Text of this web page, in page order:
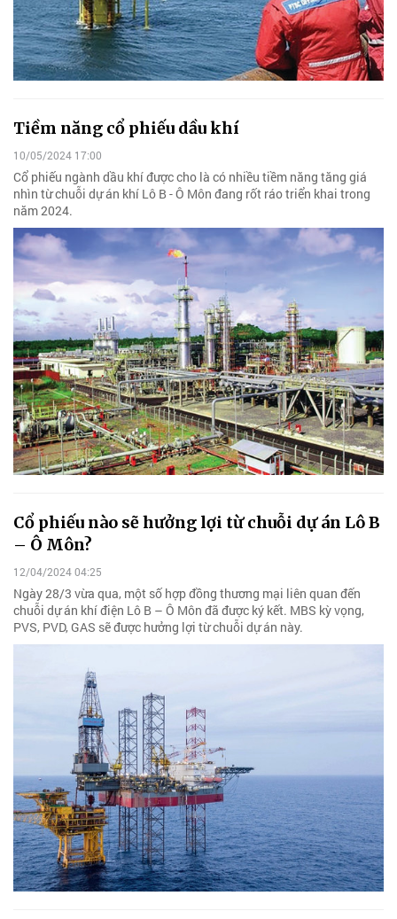
Tiềm năng cổ phiếu dầu khí
10/05/2024 17:00
Cổ phiếu ngành dầu khí được cho là có nhiều tiềm năng tăng giá
nhìn từ chuỗi dự án khí Lô B - Ô Môn đang rốt ráo triển khai trong
năm 2024.
Cổ phiếu nào sẽ hưởng lợi từ chuỗi dự án Lô B
– Ô Môn?
12/04/2024 04:25
Ngày 28/3 vừa qua, một số hợp đồng thương mại liên quan đến
chuỗi dự án khí điện Lô B – Ô Môn đã được ký kết. MBS kỳ vọng,
PVS, PVD, GAS sẽ được hưởng lợi từ chuỗi dự án này.